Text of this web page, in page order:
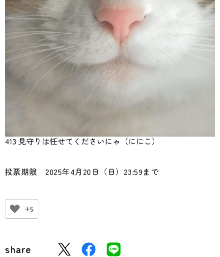
413 見守りは任せてくださいにゃ（ににこ）
投票期限 2025年4月20日（日）23:59まで
+5
share